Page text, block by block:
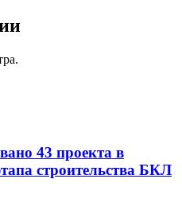
43 проекта в
строительства БКЛ